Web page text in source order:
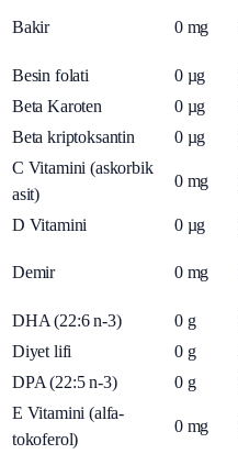
Bakir 0 mg
Besin folati 0 µg
Beta Karoten
0 µg
Beta kriptoksantin
0 µg
C Vitamini (askorbik
asit)
0 mg
D Vitamini 0 µg
Demir 0 mg
DHA (22:6 n-3) 0 g
Diyet lifi
0 g
DPA (22:5 n-3)
0 g
E Vitamini (alfa-
tokoferol)
0 mg